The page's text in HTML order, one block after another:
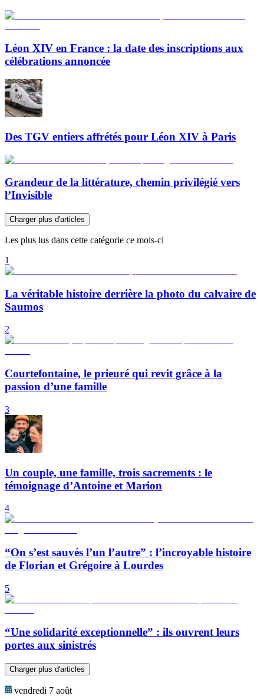
Léon XIV en France : la date des inscriptions aux
célébrations annoncée
Des TGV entiers affrétés pour Léon XIV à Paris
Grandeur de la littérature, chemin privilégié vers
l’Invisible
Charger plus d'articles
Les plus lus dans cette catégorie ce mois-ci
1
La véritable histoire derrière la photo du calvaire de
Saumos
2
Courtefontaine, le prieuré qui revit grâce à la
passion d’une famille
3
Un couple, une famille, trois sacrements : le
témoignage d’Antoine et Marion
4
“On s’est sauvés l’un l’autre” : l’incroyable histoire
de Florian et Grégoire à Lourdes
5
“Une solidarité exceptionnelle” : ils ouvrent leurs
portes aux sinistrés
Charger plus d'articles
vendredi 7 août